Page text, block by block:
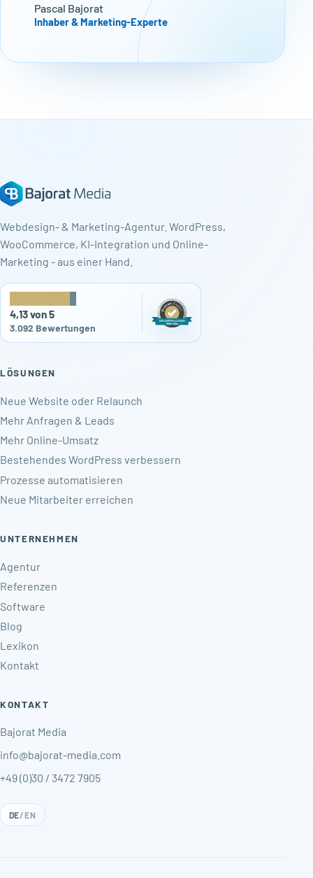
Pascal Bajorat
Inhaber & Marketing-Experte
Webdesign- & Marketing-Agentur. WordPress,
WooCommerce, KI-Integration und Online-
Marketing - aus einer Hand.
4,13 von 5
3.092 Bewertungen
LÖSUNGEN
Neue Website oder Relaunch
Mehr Anfragen & Leads
Mehr Online-Umsatz
Bestehendes WordPress verbessern
Prozesse automatisieren
Neue Mitarbeiter erreichen
UNTERNEHMEN
Agentur
Referenzen
Software
Blog
Lexikon
Kontakt
KONTAKT
Bajorat Media
info@bajorat-media.com
+49 (0)30 / 3472 7905
DE/EN